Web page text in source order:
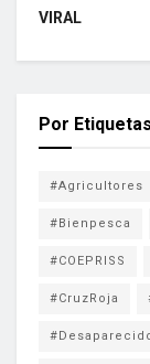
VIRAL
Por Etiquetas
#Agricultores
#Bienpesca
#COEPRISS
#CruzRoja